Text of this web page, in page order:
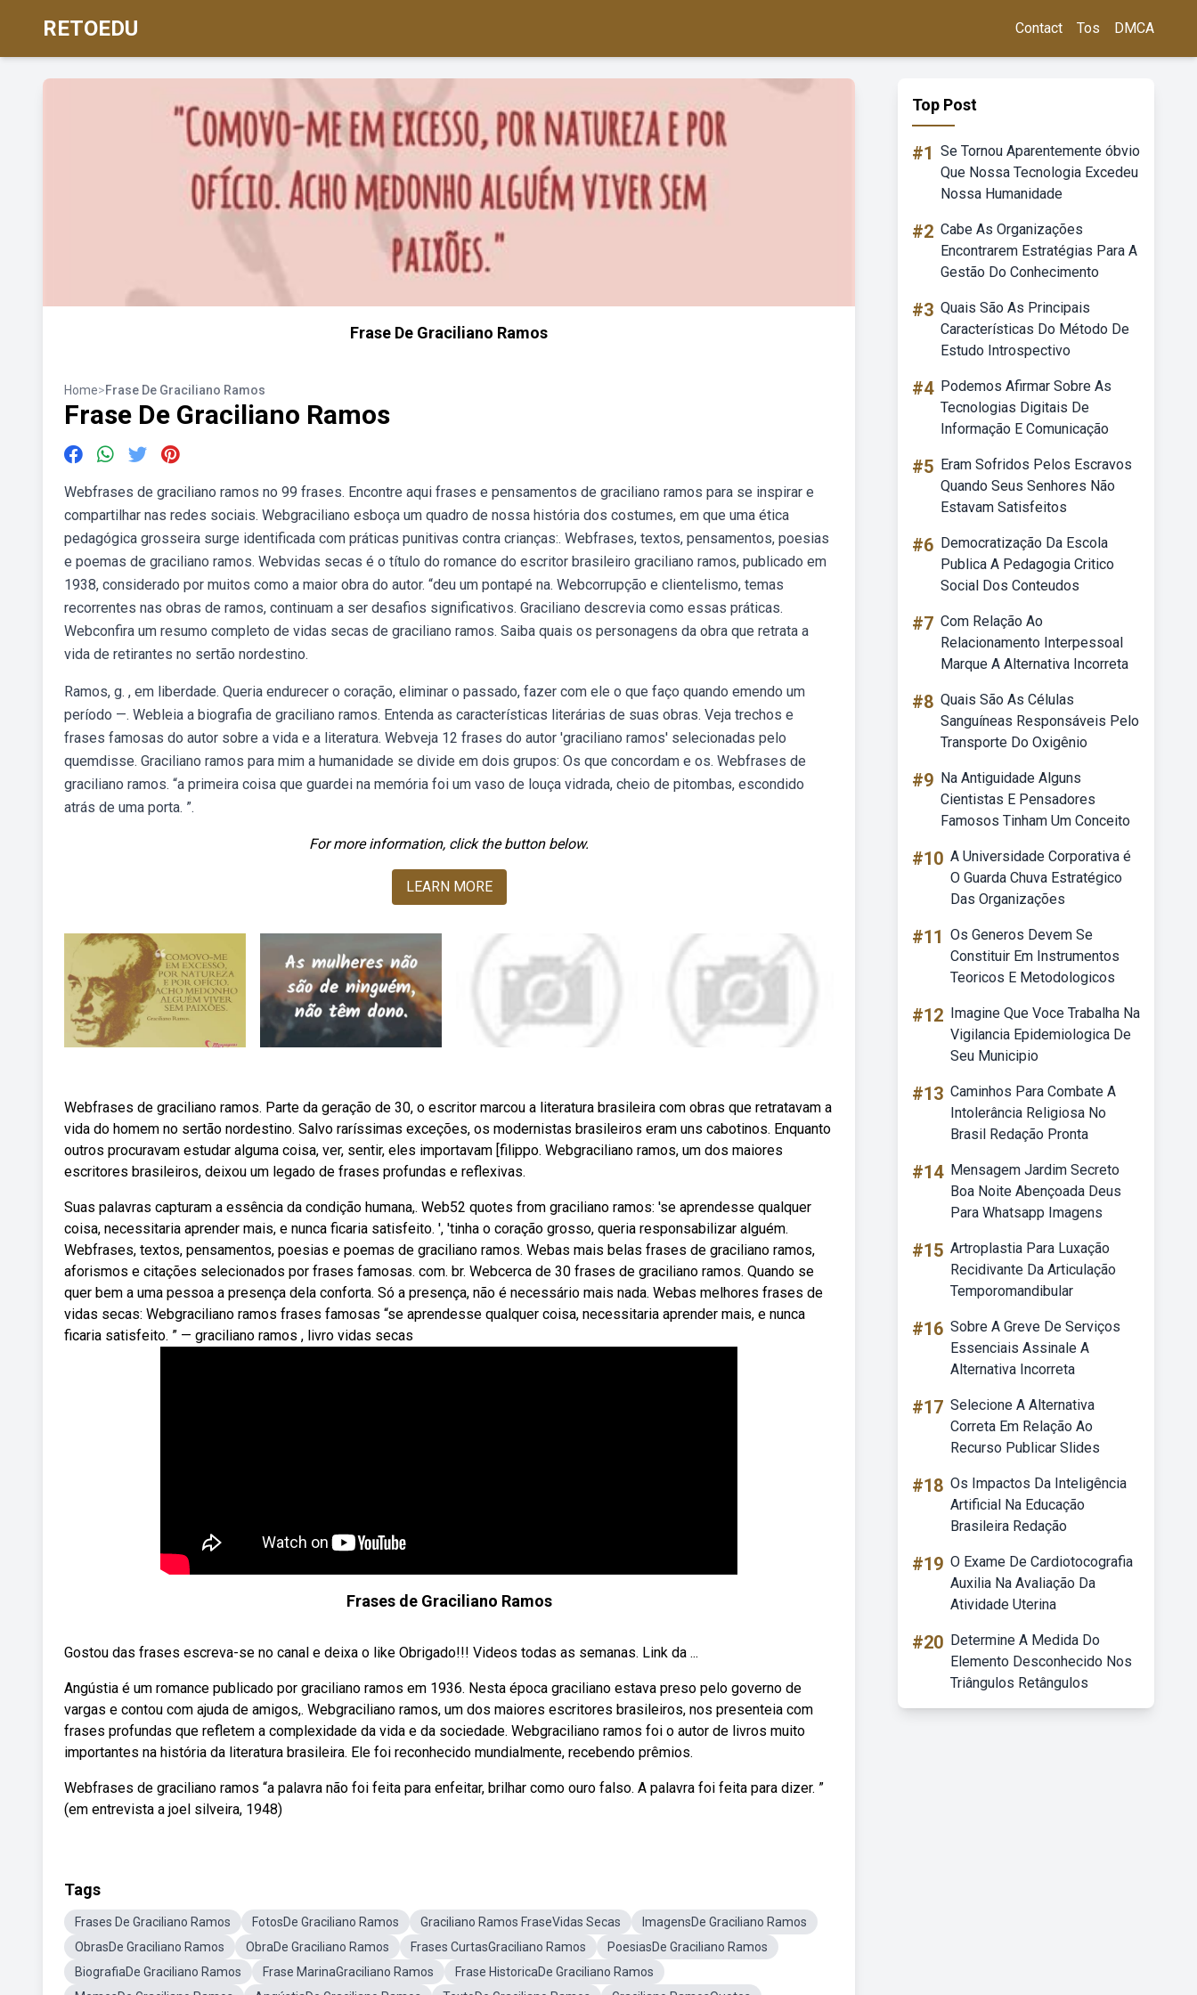
RETOEDU Contact Tos DMCA
Frase De Graciliano Ramos
Home>Frase De Graciliano Ramos
Frase De Graciliano Ramos
Webfrases de graciliano ramos no 99 frases. Encontre aqui frases e pensamentos de graciliano ramos para se inspirar e
compartilhar nas redes sociais. Webgraciliano esboça um quadro de nossa história dos costumes, em que uma ética
pedagógica grosseira surge identificada com práticas punitivas contra crianças:. Webfrases, textos, pensamentos, poesias
e poemas de graciliano ramos. Webvidas secas é o título do romance do escritor brasileiro graciliano ramos, publicado em
1938, considerado por muitos como a maior obra do autor. “deu um pontapé na. Webcorrupção e clientelismo, temas
recorrentes nas obras de ramos, continuam a ser desafios significativos. Graciliano descrevia como essas práticas.
Webconfira um resumo completo de vidas secas de graciliano ramos. Saiba quais os personagens da obra que retrata a
vida de retirantes no sertão nordestino.
Ramos, g. , em liberdade. Queria endurecer o coração, eliminar o passado, fazer com ele o que faço quando emendo um
período —. Webleia a biografia de graciliano ramos. Entenda as características literárias de suas obras. Veja trechos e
frases famosas do autor sobre a vida e a literatura. Webveja 12 frases do autor 'graciliano ramos' selecionadas pelo
quemdisse. Graciliano ramos para mim a humanidade se divide em dois grupos: Os que concordam e os. Webfrases de
graciliano ramos. “a primeira coisa que guardei na memória foi um vaso de louça vidrada, cheio de pitombas, escondido
atrás de uma porta. ”.
For more information, click the button below.
LEARN MORE
Webfrases de graciliano ramos. Parte da geração de 30, o escritor marcou a literatura brasileira com obras que retratavam a
vida do homem no sertão nordestino. Salvo raríssimas exceções, os modernistas brasileiros eram uns cabotinos. Enquanto
outros procuravam estudar alguma coisa, ver, sentir, eles importavam [filippo. Webgraciliano ramos, um dos maiores
escritores brasileiros, deixou um legado de frases profundas e reflexivas.
Suas palavras capturam a essência da condição humana,. Web52 quotes from graciliano ramos: 'se aprendesse qualquer
coisa, necessitaria aprender mais, e nunca ficaria satisfeito. ', 'tinha o coração grosso, queria responsabilizar alguém.
Webfrases, textos, pensamentos, poesias e poemas de graciliano ramos. Webas mais belas frases de graciliano ramos,
aforismos e citações selecionados por frases famosas. com. br. Webcerca de 30 frases de graciliano ramos. Quando se
quer bem a uma pessoa a presença dela conforta. Só a presença, não é necessário mais nada. Webas melhores frases de
vidas secas: Webgraciliano ramos frases famosas “se aprendesse qualquer coisa, necessitaria aprender mais, e nunca
ficaria satisfeito. ” — graciliano ramos , livro vidas secas
Frases de Graciliano Ramos
Gostou das frases escreva-se no canal e deixa o like Obrigado!!! Videos todas as semanas. Link da ...
Angústia é um romance publicado por graciliano ramos em 1936. Nesta época graciliano estava preso pelo governo de
vargas e contou com ajuda de amigos,. Webgraciliano ramos, um dos maiores escritores brasileiros, nos presenteia com
frases profundas que refletem a complexidade da vida e da sociedade. Webgraciliano ramos foi o autor de livros muito
importantes na história da literatura brasileira. Ele foi reconhecido mundialmente, recebendo prêmios.
Webfrases de graciliano ramos “a palavra não foi feita para enfeitar, brilhar como ouro falso. A palavra foi feita para dizer. ”
(em entrevista a joel silveira, 1948)
Tags
Frases De Graciliano Ramos FotosDe Graciliano Ramos Graciliano Ramos FraseVidas Secas
ImagensDe Graciliano Ramos
ObrasDe Graciliano Ramos
ObraDe Graciliano Ramos Frases CurtasGraciliano Ramos
PoesiasDe Graciliano Ramos
BiografiaDe Graciliano Ramos
Frase MarinaGraciliano Ramos
Frase HistoricaDe Graciliano Ramos
Top Post
#1 Se Tornou Aparentemente óbvio
Que Nossa Tecnologia Excedeu
Nossa Humanidade
#2 Cabe As Organizações
Encontrarem Estratégias Para A
Gestão Do Conhecimento
#3 Quais São As Principais
Características Do Método De
Estudo Introspectivo
#4 Podemos Afirmar Sobre As
Tecnologias Digitais De
Informação E Comunicação
#5 Eram Sofridos Pelos Escravos
Quando Seus Senhores Não
Estavam Satisfeitos
#6 Democratização Da Escola
Publica A Pedagogia Critico
Social Dos Conteudos
#7 Com Relação Ao
Relacionamento Interpessoal
Marque A Alternativa Incorreta
#8 Quais São As Células
Sanguíneas Responsáveis Pelo
Transporte Do Oxigênio
#9 Na Antiguidade Alguns
Cientistas E Pensadores
Famosos Tinham Um Conceito
#10 A Universidade Corporativa é
O Guarda Chuva Estratégico
Das Organizações
#11 Os Generos Devem Se
Constituir Em Instrumentos
Teoricos E Metodologicos
#12 Imagine Que Voce Trabalha Na
Vigilancia Epidemiologica De
Seu Municipio
#13 Caminhos Para Combate A
Intolerância Religiosa No
Brasil Redação Pronta
#14 Mensagem Jardim Secreto
Boa Noite Abençoada Deus
Para Whatsapp Imagens
#15 Artroplastia Para Luxação
Recidivante Da Articulação
Temporomandibular
#16 Sobre A Greve De Serviços
Essenciais Assinale A
Alternativa Incorreta
#17 Selecione A Alternativa
Correta Em Relação Ao
Recurso Publicar Slides
#18 Os Impactos Da Inteligência
Artificial Na Educação
Brasileira Redação
#19 O Exame De Cardiotocografia
Auxilia Na Avaliação Da
Atividade Uterina
#20 Determine A Medida Do
Elemento Desconhecido Nos
Triângulos Retângulos